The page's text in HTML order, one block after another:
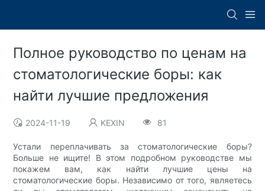
Полное руководство по ценам на
стоматологические боры: как
найти лучшие предложения
2024-11-19 KEXIN 81
Устали переплачивать за стоматологические боры?
Больше не ищите! В этом подробном руководстве мы
покажем вам, как найти лучшие цены на
стоматологические боры. Независимо от того, являетесь